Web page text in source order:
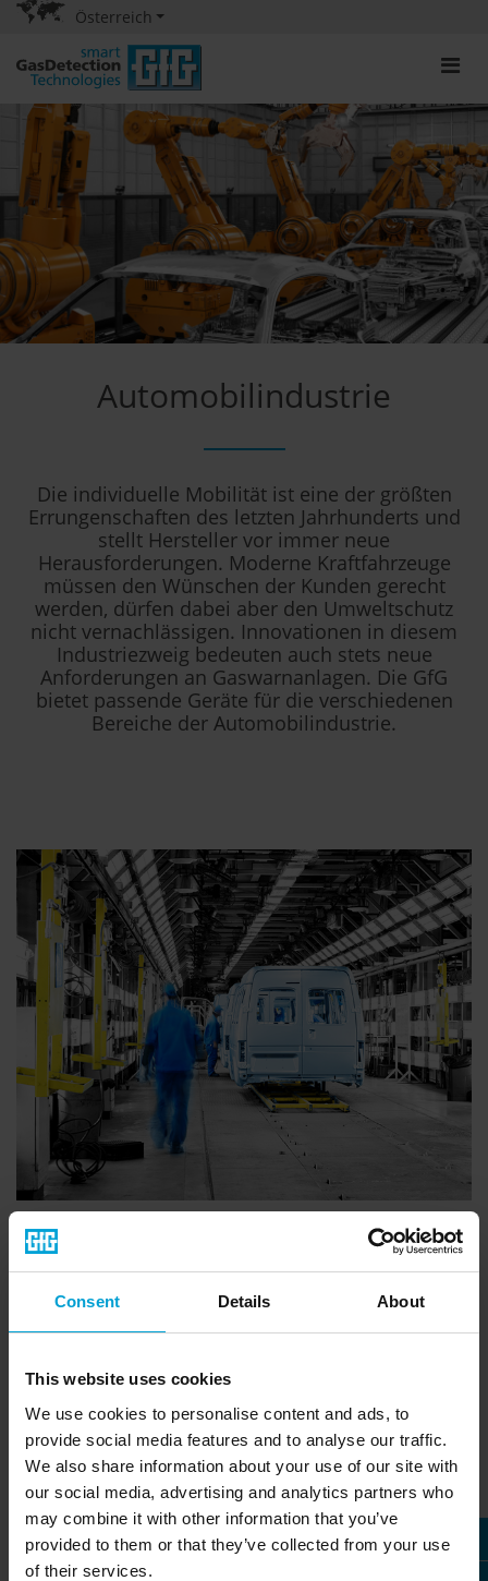
Consent Details About
This website uses cookies
We use cookies to personalise content and ads, to
provide social media features and to analyse our traffic.
We also share information about your use of our site with
our social media, advertising and analytics partners who
may combine it with other information that you’ve
provided to them or that they’ve collected from your use
of their services.
Österreich
Automobilindustrie
Die individuelle Mobilität ist eine der größten
Errungenschaften des letzten Jahrhunderts und
stellt Hersteller vor immer neue
Herausforderungen. Moderne Kraftfahrzeuge
müssen den Wünschen der Kunden gerecht
werden, dürfen dabei aber den Umweltschutz
nicht vernachlässigen. Innovationen in diesem
Industriezweig bedeuten auch stets neue
Anforderungen an Gaswarnanlagen. Die GfG
bietet passende Geräte für die verschiedenen
Bereiche der Automobilindustrie.
Gasmessung in der
Kraftfahrzeugproduktion
oder entstehen und daher zu überwachen sind. Vom
Karosseriebau über Prüfstände, die Befüllung von Reifen
und Leuchtmitteln sowie die Lackierung bis hin zur
Betankung kommen Mitarbeiter mit einer Vielzahl toxischer
und explosiver Gase in Kontakt oder sind der Gefahr des
Sauerstoffmangels ausgesetzt. Eine zuverlässige und
individuell auf den zu überwachenden Abschnitt
zugeschnittene Gaswarnanlage ist in diesen
Produktionsprozessen daher unerlässlich. Fortlaufend neue